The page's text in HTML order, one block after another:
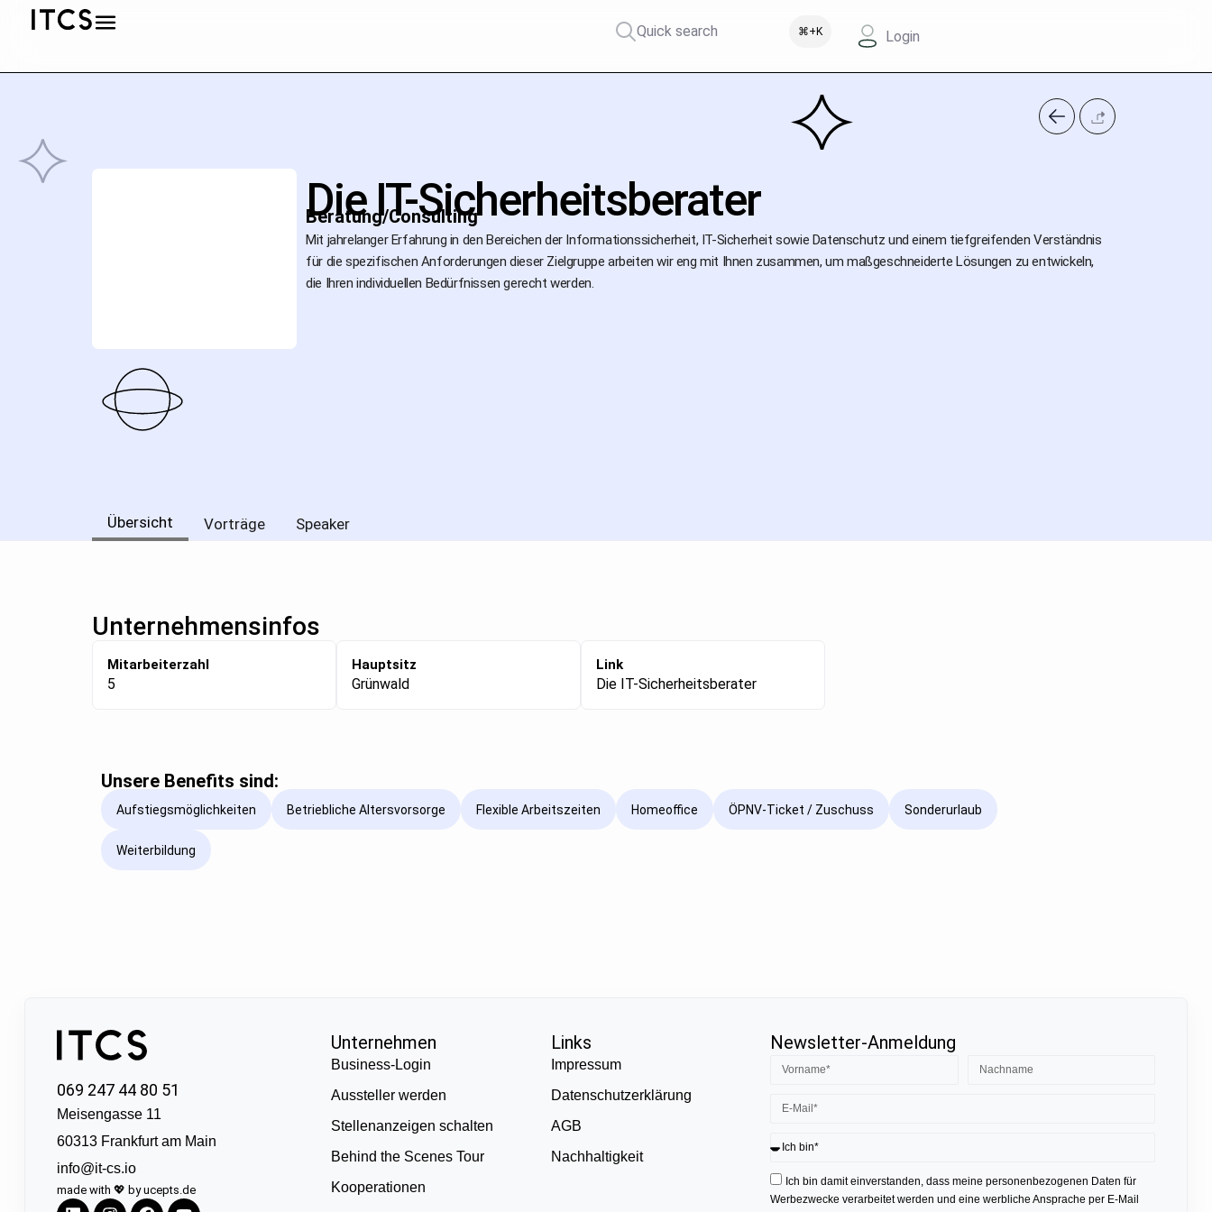
Quick search ⌘+K Login
Die IT-Sicherheitsberater
Beratung/Consulting
Mit jahrelanger Erfahrung in den Bereichen der Informationssicherheit, IT-Sicherheit sowie Datenschutz und einem tiefgreifenden Verständnis
für die spezifischen Anforderungen dieser Zielgruppe arbeiten wir eng mit Ihnen zusammen, um maßgeschneiderte Lösungen zu entwickeln,
die Ihren individuellen Bedürfnissen gerecht werden.
Übersicht Vorträge Speaker
Unternehmensinfos
Mitarbeiterzahl
5
Hauptsitz
Grünwald
Link
Die IT-Sicherheitsberater
Unsere Benefits sind:
Aufstiegsmöglichkeiten Betriebliche Altersvorsorge Flexible Arbeitszeiten Homeoffice ÖPNV-Ticket / Zuschuss Sonderurlaub
Weiterbildung
069 247 44 80 51
Meisengasse 11
60313 Frankfurt am Main
info@it-cs.io
made with 💖 by ucepts.de
Unternehmen
Business-Login
Aussteller werden
Stellenanzeigen schalten
Behind the Scenes Tour
Kooperationen
Links
Impressum
Datenschutzerklärung
AGB
Nachhaltigkeit
Newsletter-Anmeldung
Ich bin damit einverstanden, dass meine personenbezogenen Daten für
Werbezwecke verarbeitet werden und eine werbliche Ansprache per E-Mail